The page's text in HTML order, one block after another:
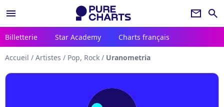
menu newsletter search
Billetterie Star Academy Charts français
Accueil / Artistes / Pop, Rock / Uranometria